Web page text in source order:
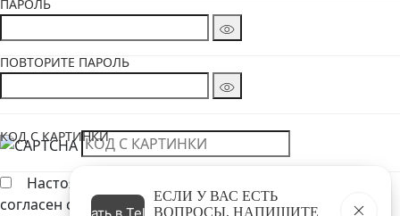
ПАРОЛЬ
ПОВТОРИТЕ ПАРОЛЬ
КОД С КАРТИНКИ
Настоящим подтверждаю, что я ознакомлен и
согласен с условиями Политики обработки
ЕСЛИ У ВАС ЕСТЬ
ВОПРОСЫ, НАПИШИТЕ
Написать в Telegram